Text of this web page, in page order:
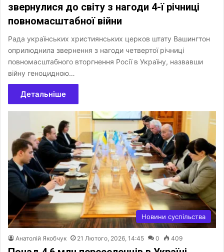
звернулися до світу з нагоди 4-ї річниці
повномасштабної війни
Рада українських християнських церков штату Вашингтон
оприлюднила звернення з нагоди четвертої річниці
повномасштабного вторгнення Росії в Україну, назвавши
війну геноцидною…
Детальніше
Новини суспільства
Анатолій Якобчук 21 Лютого, 2026, 14:45 0 409